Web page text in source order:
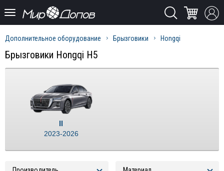
Дополнительное оборудование Брызговики Hongqi
Брызговики Hongqi H5
2023-2026